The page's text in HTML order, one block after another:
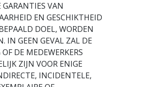
VAN
EN GESCHIKTHEID
DOEL, WORDEN
IN GEEN GEVAL ZAL DE
DE MEDEWERKERS
ZIJN VOOR ENIGE
INCIDENTELE,